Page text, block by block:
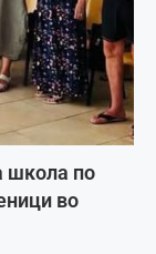
школа по
во